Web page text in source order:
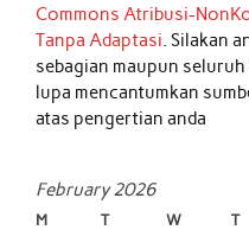
Commons Atribusi-
Tanpa Adaptasi . Silakan
sebagian maupun
lupa mencantumkan
atas pengertian anda
February 2026
M T W T